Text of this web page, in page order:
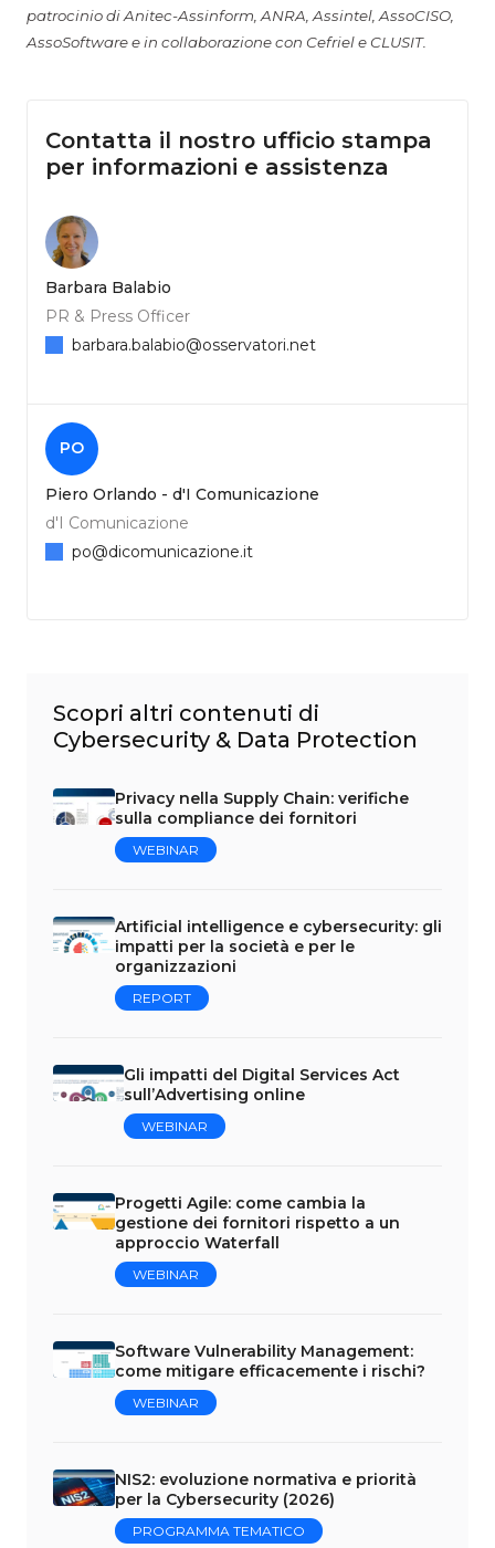
patrocinio di Anitec-Assinform, ANRA, Assintel, AssoCISO,
AssoSoftware e in collaborazione con Cefriel e CLUSIT.
Contatta il nostro ufficio stampa
per informazioni e assistenza
Barbara Balabio
PR & Press Officer
barbara.balabio@osservatori.net
PO
Piero Orlando - d'I Comunicazione
d'I Comunicazione
po@dicomunicazione.it
Scopri altri contenuti di
Cybersecurity & Data Protection
Privacy nella Supply Chain: verifiche
sulla compliance dei fornitori
WEBINAR
Artificial intelligence e cybersecurity: gli
impatti per la società e per le
organizzazioni
REPORT
Gli impatti del Digital Services Act
sull’Advertising online
WEBINAR
Progetti Agile: come cambia la
gestione dei fornitori rispetto a un
approccio Waterfall
WEBINAR
Software Vulnerability Management:
come mitigare efficacemente i rischi?
WEBINAR
NIS2: evoluzione normativa e priorità
per la Cybersecurity (2026)
PROGRAMMA TEMATICO